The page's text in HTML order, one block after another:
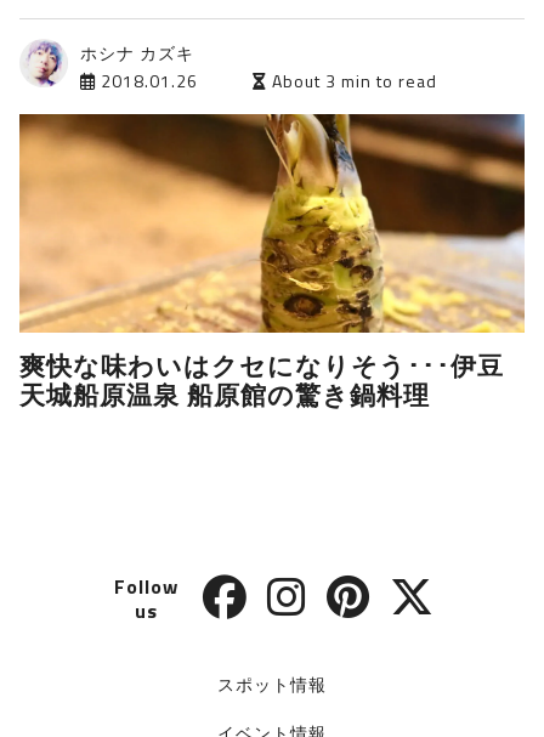
ホシナ カズキ
2018.01.26
About 3 min to read
爽快な味わいはクセになりそう･･･伊豆
天城船原温泉 船原館の驚き鍋料理
Follow
us
スポット情報